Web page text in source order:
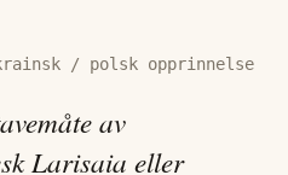
/ polsk opprinnelse
av
Larisaia eller